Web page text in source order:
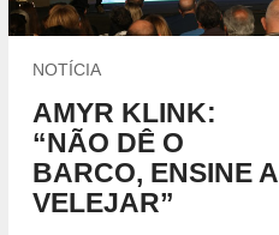
NOTÍCIA
AMYR KLINK:
“NÃO DÊ O
BARCO, ENSINE A
VELEJAR”